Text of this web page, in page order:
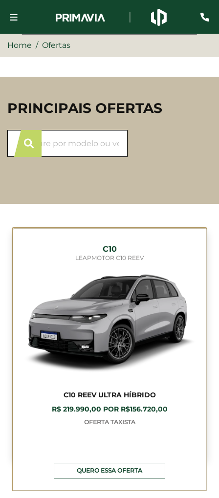
Home Ofertas
PRINCIPAIS OFERTAS
C10
LEAPMOTOR C10 REEV
C10 REEV ULTRA HÍBRIDO
R$ 219.990,00 POR R$156.720,00
OFERTA TAXISTA
QUERO ESSA OFERTA